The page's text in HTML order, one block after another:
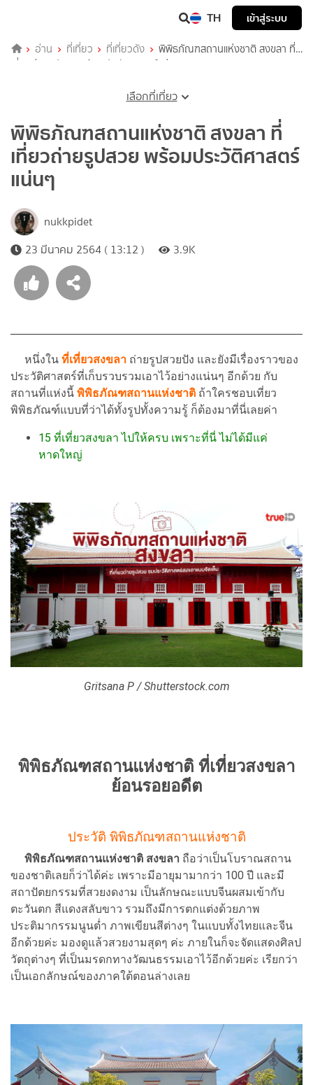
TH เข้าสู่ระบบ
อ่าน ที่เที่ยว ที่เที่ยวดัง
พิพิธภัณฑสถานแห่งชาติ สงขลา ที่
เที่ยวถ่ายรูปสวย พร้อมประวัติศาสตร์แน่นๆ
เลือกที่เที่ยว
พิพิธภัณฑสถานแห่งชาติ สงขลา ที่
เที่ยวถ่ายรูปสวย พร้อมประวัติศาสตร์
แน่นๆ
nukkpidet
23 มีนาคม 2564 ( 13:12 )
3.9K
หนึ่งใน ที่เที่ยวสงขลา ถ่ายรูปสวยปัง และยังมีเรื่องราวของ
ประวัติศาสตร์ที่เก็บรวบรวมเอาไว้อย่างแน่นๆ อีกด้วย กับ
สถานที่แห่งนี้ พิพิธภัณฑสถานแห่งชาติ ถ้าใครชอบเที่ยว
พิพิธภัณฑ์แบบที่ว่าได้ทั้งรูปทั้งความรู้ ก็ต้องมาที่นี่เลยค่า
15 ที่เที่ยวสงขลา ไปให้ครบ เพราะที่นี่ ไม่ได้มีแค่
หาดใหญ่
Gritsana P / Shutterstock.com
พิพิธภัณฑสถานแห่งชาติ ที่เที่ยวสงขลา
ย้อนรอยอดีต
ประวัติ พิพิธภัณฑสถานแห่งชาติ
พิพิธภัณฑสถานแห่งชาติ สงขลา ถือว่าเป็นโบราณสถาน
ของชาติเลยก็ว่าได้ค่ะ เพราะมีอายุมามากว่า 100 ปี และมี
สถาปัตยกรรมที่สวยงดงาม เป็นลักษณะแบบจีนผสมเข้ากับ
ตะวันตก สีแดงสลับขาว รวมถึงมีการตกแต่งด้วยภาพ
ประติมากรรมนูนต่ำ ภาพเขียนสีต่างๆ ในแบบทั้งไทยและจีน
อีกด้วยค่ะ มองดูแล้วสวยงามสุดๆ ค่ะ ภายในก็จะจัดแสดงศิลป
วัตถุต่างๆ ที่เป็นมรดกทางวัฒนธรรมเอาไว้อีกด้วยค่ะ เรียกว่า
เป็นเอกลักษณ์ของภาคใต้ตอนล่างเลย